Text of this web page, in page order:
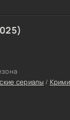
сериалы /